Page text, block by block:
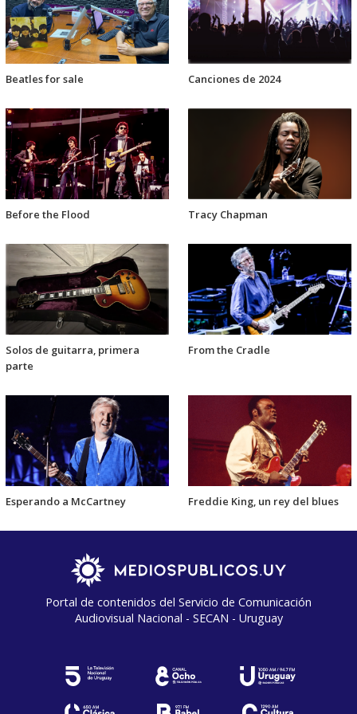
Beatles for sale Canciones de 2024
Before the Flood Tracy Chapman
Solos de guitarra, primera
parte
From the Cradle
Esperando a McCartney Freddie King, un rey del blues
Portal de contenidos del Servicio de Comunicación
Audiovisual Nacional - SECAN - Uruguay